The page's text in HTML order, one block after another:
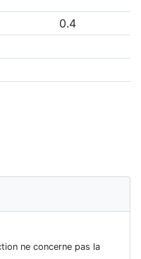
0.4
ne concerne pas la